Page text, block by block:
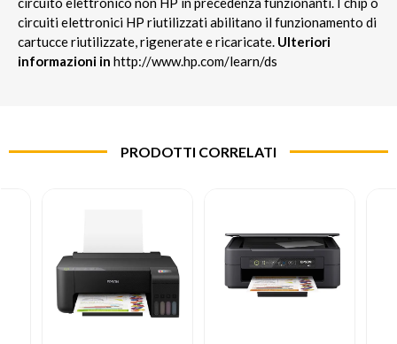
circuiti elettronici HP riutilizzati abilitano il funzionamento di
cartucce riutilizzate, rigenerate e ricaricate. Ulteriori
informazioni in http://www.hp.com/learn/ds
PRODOTTI CORRELATI